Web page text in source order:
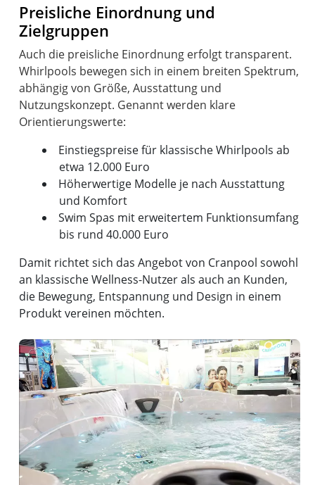
Preisliche Einordnung und
Zielgruppen
Auch die preisliche Einordnung erfolgt transparent.
Whirlpools bewegen sich in einem breiten Spektrum,
abhängig von Größe, Ausstattung und
Nutzungskonzept. Genannt werden klare
Einstiegspreise für klassische Whirlpools ab
etwa 12.000 Euro
Höherwertige Modelle je nach Ausstattung
und Komfort
Swim Spas mit erweitertem Funktionsumfang
bis rund 40.000 Euro
Damit richtet sich das Angebot von Cranpool sowohl
an klassische Wellness-Nutzer als auch an Kunden,
die Bewegung, Entspannung und Design in einem
Produkt vereinen möchten.